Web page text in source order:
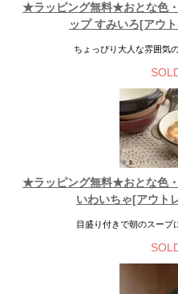
★ラッピング無料★おとな色
ップ すみいろ[アウ
ちょっぴり大人な雰囲気
★ラッピング無料★おとな色
いわいちゃ[アウト
目盛り付きで朝のスープ